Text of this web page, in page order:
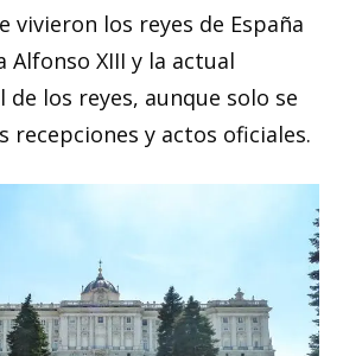
vivieron los reyes de España
Alfonso XIII y la actual
de los reyes, aunque solo se
recepciones y actos oficiales.